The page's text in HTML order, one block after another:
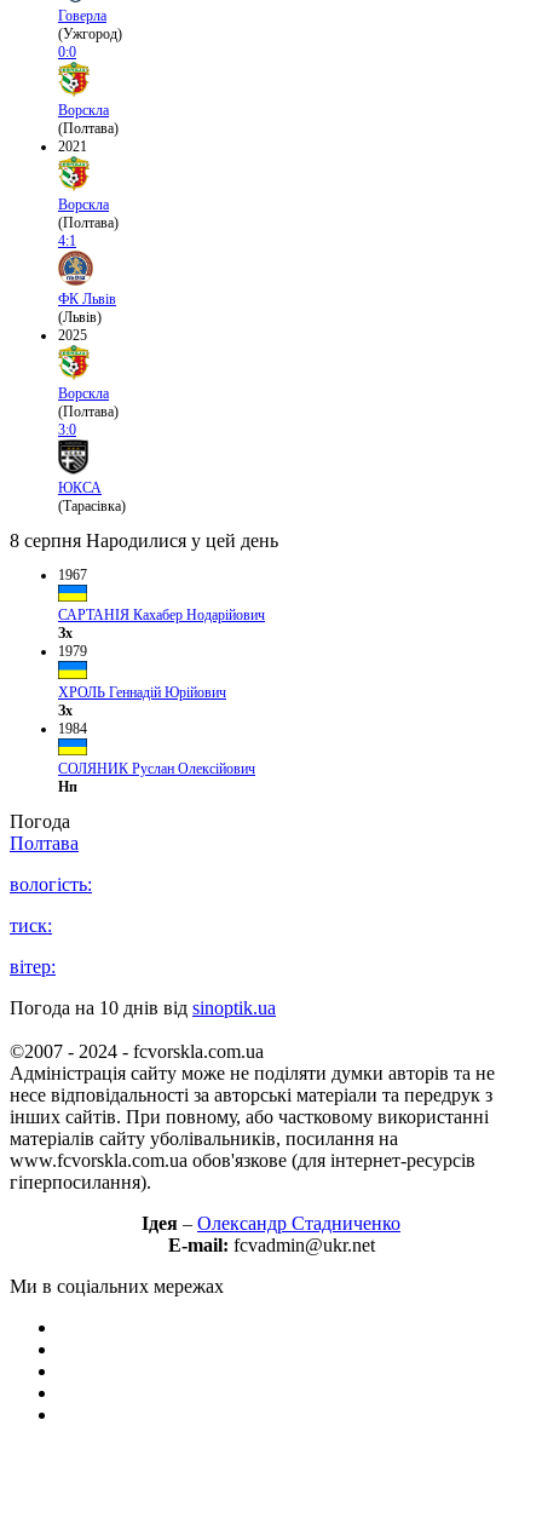
Говерла
(Ужгород)
0:0
Ворскла
(Полтава)
2021
Ворскла
(Полтава)
4:1
ФК Львів
(Львів)
2025
Ворскла
(Полтава)
3:0
ЮКСА
(Тарасівка)
8 серпня Народилися у цей день
1967
САРТАНІЯ Кахабер Нодарійович
Зх
1979
ХРОЛЬ Геннадій Юрійович
Зх
1984
СОЛЯНИК Руслан Олексійович
Нп
Погода
Полтава
вологість:
тиск:
вітер:
Погода на 10 днів від sinoptik.ua
©2007 - 2024 - fcvorskla.com.ua
Адміністрація сайту може не поділяти думки авторів та не
несе відповідальності за авторські матеріали та передрук з
інших сайтів. При повному, або частковому використанні
матеріалів сайту уболівальників, посилання на
www.fcvorskla.com.ua обов'язкове (для інтернет-ресурсів
гіперпосилання).
Ідея – Олександр Стадниченко
E-mail: fcvadmin@ukr.net
Ми в соціальних мережах